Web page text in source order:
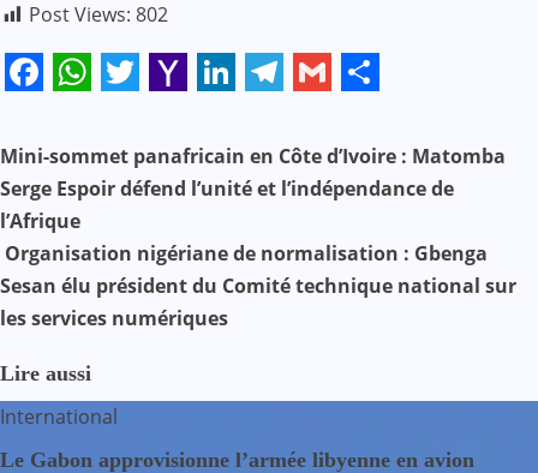
Post Views: 802
Mail
N
a
v
i
a
t
Mini-sommet panafricain en Côte d’Ivoire : Matomba
Serge Espoir défend l’unité et l’indépendance de
l’Afrique
Organisation nigériane de normalisation : Gbenga
Sesan élu président du Comité technique national sur
les services numériques
Lire aussi
International
Le Gabon approvisionne l’armée libyenne en avion